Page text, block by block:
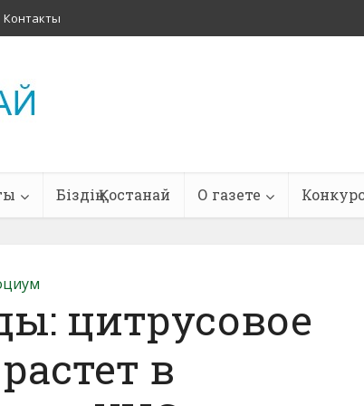
Контакты
Біздің Қостанай О газете
цитрусовое
в